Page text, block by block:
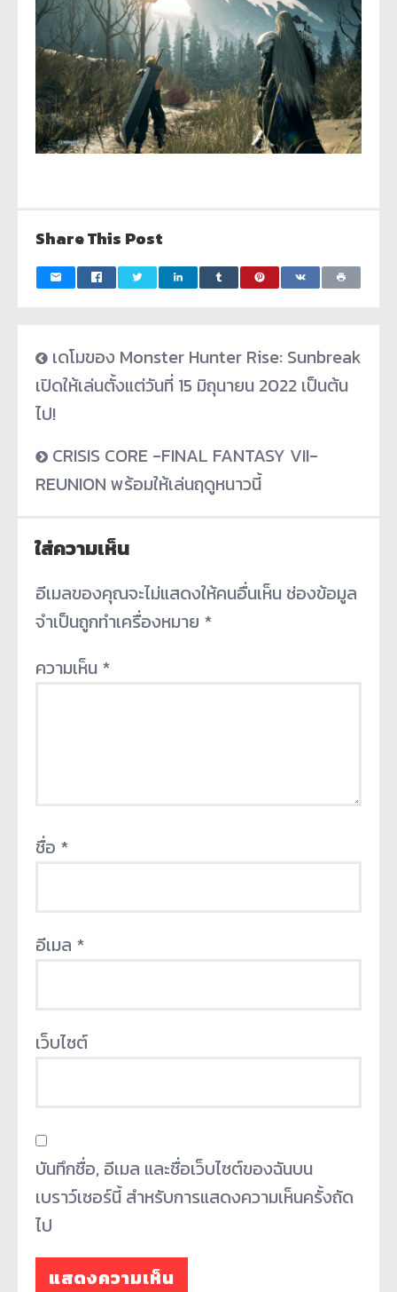
Share This Post
เดโมของ Monster Hunter Rise: Sunbreak
เปิดให้เล่นตั้งแต่วันที่ 15 มิถุนายน 2022 เป็นต้น
ไป!
CRISIS CORE -FINAL FANTASY VII-
REUNION พร้อมให้เล่นฤดูหนาวนี้
ใส่ความเห็น
อีเมลของคุณจะไม่แสดงให้คนอื่นเห็น ช่องข้อมูล
จำเป็นถูกทำเครื่องหมาย *
ความเห็น *
ชื่อ *
อีเมล *
เว็บไซต์
บันทึกชื่อ, อีเมล และชื่อเว็บไซต์ของฉันบน
เบราว์เซอร์นี้ สำหรับการแสดงความเห็นครั้งถัด
ไป